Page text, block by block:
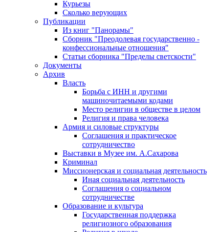
Курьезы
Сколько верующих
Публикации
Из книг "Панорамы"
Сборник "Преодолевая государственно -
конфессиональные отношения"
Статьи сборника "Пределы светскости"
Документы
Архив
Власть
Борьба с ИНН и другими
машиночитаемыми кодами
Место религии в обществе в целом
Религия и права человека
Армия и силовые структуры
Соглашения и практическое
сотрудничество
Выставки в Музее им. А.Сахарова
Криминал
Миссионерская и социальная деятельность
Иная социальная деятельность
Соглашения о социальном
сотрудничестве
Образование и культура
Государственная поддержка
религиозного образования